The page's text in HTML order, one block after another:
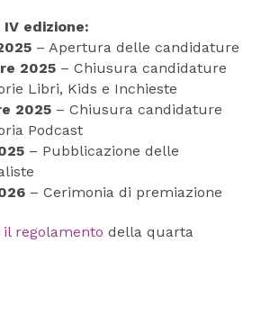
edizione:
– Apertura delle candidature
2025– Chiusura candidature
Libri, Kids e Inchieste
2025– Chiusura candidature
Podcast
– Pubblicazione delle
– Cerimonia di premiazione
il regolamento della quarta